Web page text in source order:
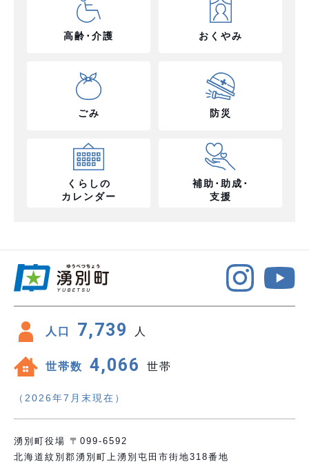
高齢･介護 おくやみ
ごみ 防災
くらしの
カレンダー
補助･助成･
支援
人口 7,739 人
世帯数 4,066 世帯
（2026年7月末現在）
湧別町役場 〒099-6592
北海道紋別郡湧別町上湧別屯田市街地318番地